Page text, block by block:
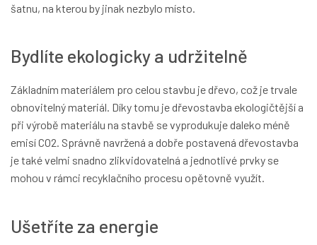
šatnu, na kterou by jinak nezbylo místo.
Bydlíte ekologicky a udržitelně
Základním materiálem pro celou stavbu je dřevo, což je trvale
obnovitelný materiál. Díky tomu je dřevostavba ekologičtější a
při výrobě materiálu na stavbě se vyprodukuje daleko méně
emisí CO2. Správně navržená a dobře postavená dřevostavba
je také velmi snadno zlikvidovatelná a jednotlivé prvky se
mohou v rámci recyklačního procesu opětovně využít.
Ušetříte za energie